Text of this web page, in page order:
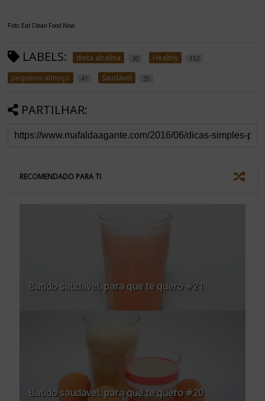
Foto: Eat Clean Food Now
LABELS: dieta alcalina 30 Healthy 152
pequeno-almoço 41 Saudável 35
PARTILHAR:
RECOMENDADO PARA TI
Batido saudável, para que te quero #21
Batido saudável, para que te quero #20